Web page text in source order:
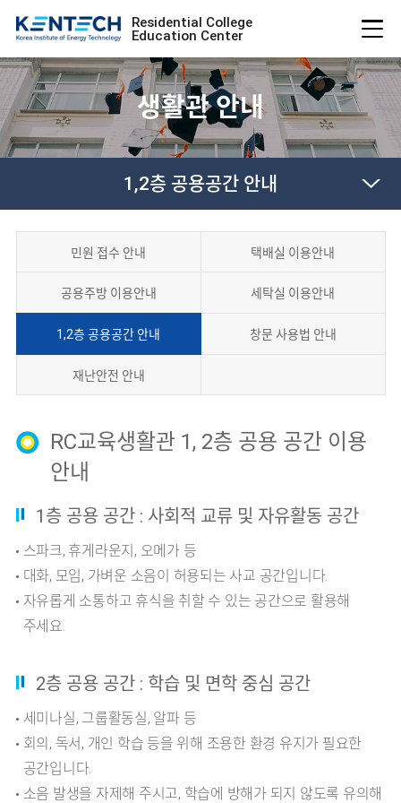
Residential College
Education Center
생활관 안내
1,2층 공용공간 안내
민원 접수 안내 택배실 이용안내
공용주방 이용안내 세탁실 이용안내
1,2층 공용공간 안내 창문 사용법 안내
재난안전 안내
RC교육생활관 1, 2층 공용 공간 이용
안내
1층 공용 공간 : 사회적 교류 및 자유활동 공간
스파크, 휴게라운지, 오메가 등
대화, 모임, 가벼운 소음이 허용되는 사교 공간입니다.
자유롭게 소통하고 휴식을 취할 수 있는 공간으로 활용해
주세요.
2층 공용 공간 : 학습 및 면학 중심 공간
세미나실, 그룹활동실, 알파 등
회의, 독서, 개인 학습 등을 위해 조용한 환경 유지가 필요한
공간입니다.
소음 발생을 자제해 주시고, 학습에 방해가 되지 않도록 유의해